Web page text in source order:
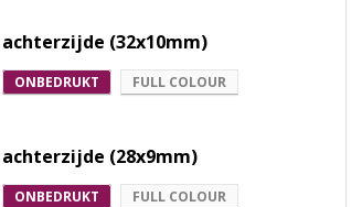
achterzijde (32x10mm)
ONBEDRUKT FULL COLOUR
achterzijde (28x9mm)
ONBEDRUKT FULL COLOUR